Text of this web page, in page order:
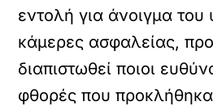
εντολή για άνοιγμα του
κάμερες ασφαλείας,
διαπιστωθεί ποιοι
φθορές που